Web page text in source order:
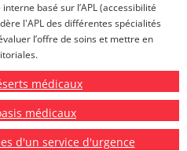
basé sur l’APL (accessibilité
l'APL des différentes spécialités
l’offre de soins et mettre en
médicaux
médicaux
d'un service d'urgence